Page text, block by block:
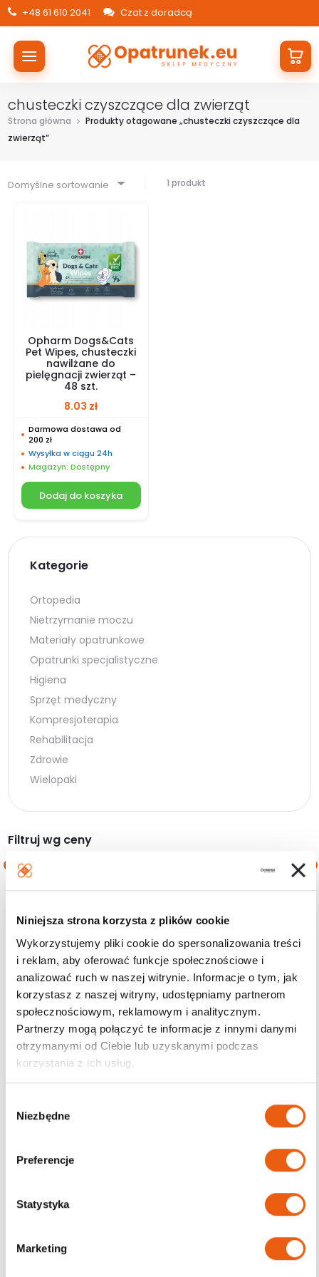
Niniejsza strona korzysta z plików cookie
Wykorzystujemy pliki cookie do spersonalizowania treści
i reklam, aby oferować funkcje społecznościowe i
analizować ruch w naszej witrynie. Informacje o tym, jak
korzystasz z naszej witryny, udostępniamy partnerom
społecznościowym, reklamowym i analitycznym.
Partnerzy mogą połączyć te informacje z innymi danymi
otrzymanymi od Ciebie lub uzyskanymi podczas
korzystania z ich usług.
Niezbędne
Preferencje
Statystyka
Marketing
+48 61 610 2041 Czat z doradcą
chusteczki czyszczące dla zwierząt
Strona główna
Produkty otagowane „chusteczki czyszczące dla
zwierząt”
Domyślne sortowanie 1 produkt
Opharm Dogs&Cats
Pet Wipes, chusteczki
nawilżane do
pielęgnacji zwierząt –
48 szt.
8.03 zł
Darmowa dostawa od
200 zł
Wysyłka w ciągu 24h
Magazyn: Dostępny
Dodaj do koszyka
Kategorie
Ortopedia
Nietrzymanie moczu
Materiały opatrunkowe
Opatrunki specjalistyczne
Higiena
Sprzęt medyczny
Kompresjoterapia
Rehabilitacja
Zdrowie
Wielopaki
Filtruj wg ceny
Filtruj
Darmowa dostawa
od 200zł